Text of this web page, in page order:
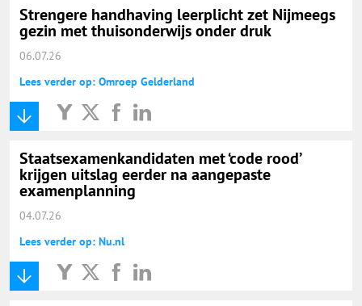
Strengere handhaving leerplicht zet Nijmeegs
gezin met thuisonderwijs onder druk
06.07.26
Lees verder op: Omroep Gelderland
Staatsexamenkandidaten met ‘code rood’
krijgen uitslag eerder na aangepaste
examenplanning
04.07.26
Lees verder op: Nu.nl